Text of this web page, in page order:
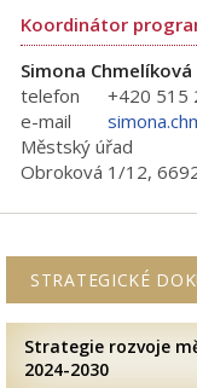
Koordinátor
Simona Chmelíková
telefon
+420 515
e-mail
Městský úřad
Obroková 1/12,
STRATEGICKÉ
Strategie rozvoje
2024-2030